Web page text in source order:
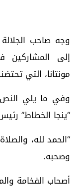
وجه صاحب
إلى المشاركين
مونتانا، التي
وفي ما يلي النص
“ينجا الخطاط”
“الحمد لله،
وصحبه.
أصحاب الفخامة